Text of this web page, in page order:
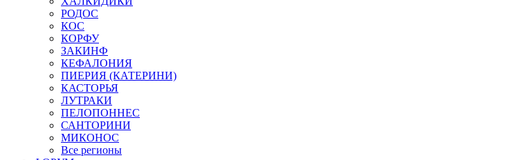
РОДОС
КОС
КОРФУ
ЗАКИНФ
КЕФАЛОНИЯ
ПИЕРИЯ (КАТЕРИНИ)
КАСТОРЬЯ
ЛУТРАКИ
ПЕЛОПОННЕС
САНТОРИНИ
МИКОНОС
Все регионы